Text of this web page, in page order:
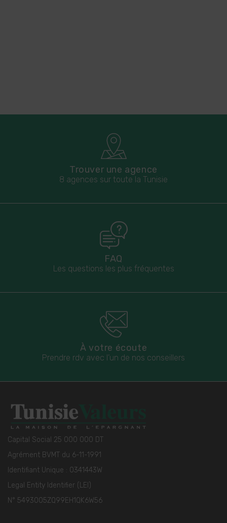
Trouver une agence
8 agences sur toute la Tunisie
FAQ
Les questions les plus fréquentes
À votre écoute
Prendre rdv avec l’un de nos conseillers
Capital Social 25 000 000 DT
Agrément BVMT du 6-11-1991
Identifiant Unique : 0341443W
Legal Entity Identifier (LEI)
N° 5493005ZQ99EH1QK6W56